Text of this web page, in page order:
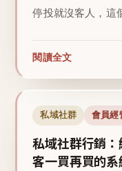
停投就沒客人，這
閱讀全文
私域社群 會員經
私域社群行銷
客一買再買的